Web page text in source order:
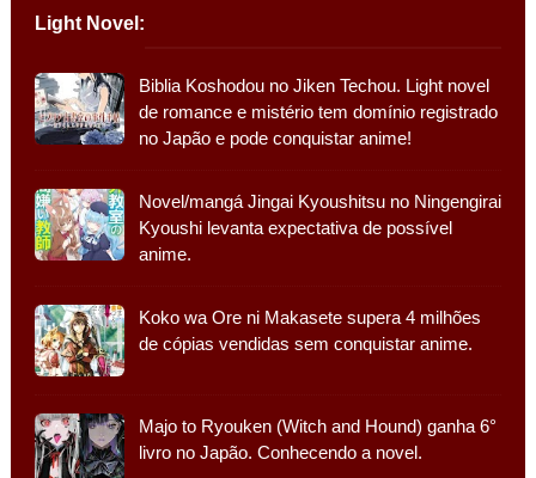
Light Novel:
Biblia Koshodou no Jiken Techou. Light novel
de romance e mistério tem domínio registrado
no Japão e pode conquistar anime!
Novel/mangá Jingai Kyoushitsu no Ningengirai
Kyoushi levanta expectativa de possível
anime.
Koko wa Ore ni Makasete supera 4 milhões
de cópias vendidas sem conquistar anime.
Majo to Ryouken (Witch and Hound) ganha 6°
livro no Japão. Conhecendo a novel.